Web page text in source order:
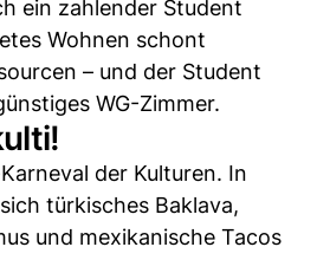
ein zahlender Student
Wohnen schont
– und der Student
WG-Zimmer.
der Kulturen. In
türkisches Baklava,
und mexikanische Tacos